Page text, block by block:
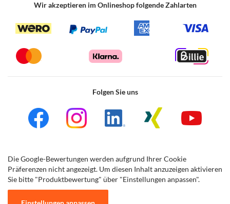
Wir akzeptieren im Onlineshop folgende Zahlarten
Folgen Sie uns
Die Google-Bewertungen werden aufgrund Ihrer Cookie
Präferenzen nicht angezeigt. Um diesen Inhalt anzuzeigen aktivieren
Sie bitte "Produktbewertung" über "Einstellungen anpassen".